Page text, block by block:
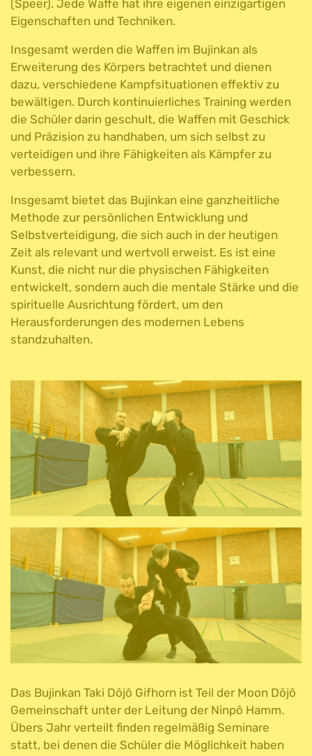
(Speer). Jede Waffe hat ihre eigenen einzigartigen
Eigenschaften und Techniken.
Insgesamt werden die Waffen im Bujinkan als
Erweiterung des Körpers betrachtet und dienen
dazu, verschiedene Kampfsituationen effektiv zu
bewältigen. Durch kontinuierliches Training werden
die Schüler darin geschult, die Waffen mit Geschick
und Präzision zu handhaben, um sich selbst zu
verteidigen und ihre Fähigkeiten als Kämpfer zu
verbessern.
Insgesamt bietet das Bujinkan eine ganzheitliche
Methode zur persönlichen Entwicklung und
Selbstverteidigung, die sich auch in der heutigen
Zeit als relevant und wertvoll erweist. Es ist eine
Kunst, die nicht nur die physischen Fähigkeiten
entwickelt, sondern auch die mentale Stärke und die
spirituelle Ausrichtung fördert, um den
Herausforderungen des modernen Lebens
standzuhalten.
Das Bujinkan Taki Dôjô Gifhorn ist Teil der Moon Dôjô
Gemeinschaft unter der Leitung der Ninpô Hamm.
Übers Jahr verteilt finden regelmäßig Seminare
statt, bei denen die Schüler die Möglichkeit haben